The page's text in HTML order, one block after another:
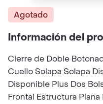
Agotado
Información del
Cierre de Doble
Cuello Solapa Solapa
Disponible Plus Dos
Frontal Estructura